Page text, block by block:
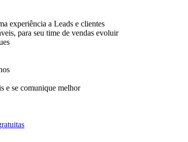
experiência a Leads e clientes
para seu time de vendas evoluir
e se comunique melhor